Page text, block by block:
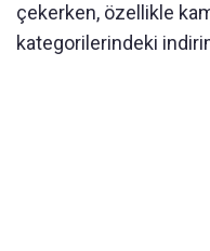
çekerken, özellikle
kategorilerindeki